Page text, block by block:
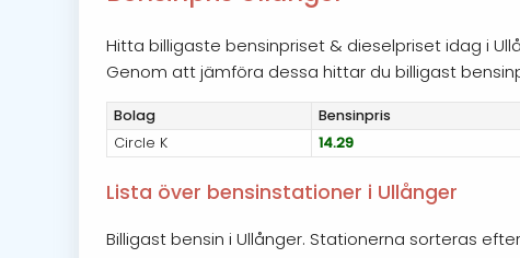
Hitta billigaste bensinpriset & dieselpriset idag i
Genom att jämföra dessa hittar du billigast
Bolag Bensinpris
Circle K
14.29
Lista över bensinstationer i Ullånger
Billigast bensin i Ullånger. Stationerna sorteras